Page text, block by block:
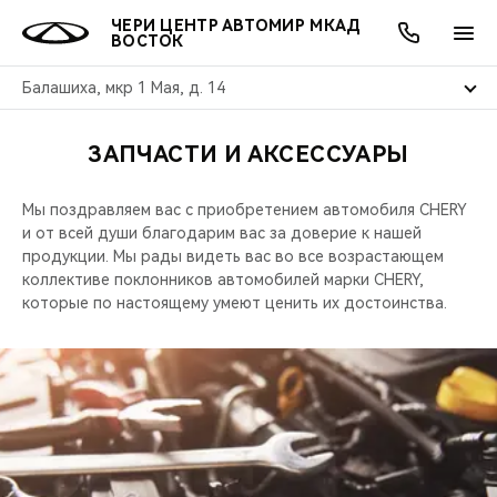
ЧЕРИ ЦЕНТР АВТОМИР МКАД
ВОСТОК
Балашиха, мкр 1 Мая, д. 14
МОДЕЛИ
ВСЕ МОДЕЛИ
КРОССОВЕРЫ
СЕДАНЫ
НОВИНКИ
ПОКУПАТЕЛЯМ
ВЫБОР И ПОКУПКА
КРЕДИТ И СТРАХОВАНИЕ
ВЛАДЕЛЬЦАМ
СЕРВИС
ЗАПЧАСТИ И АКСЕССУАРЫ
CHERY CONNECT
МИР CHERY
АКСЕССУАРЫ
О БРЕНДЕ
ЛЮДИ CHERY
БЛАГОТВОРИТЕЛЬНОСТЬ
АКЦИИ
ВЫГОДЫ И АКЦИИ
ОНЛАЙН СЕРВИСЫ
ВЫБОР И ПОКУПКА
КРЕДИТ
О КОМПАНИИ
О НАС
МЫ В СОЦСЕТЯХ
ЗАПЧАСТИ И АКСЕССУАРЫ
Мы поздравляем вас с приобретением автомобиля CHERY
и от всей души благодарим вас за доверие к нашей
продукции. Мы рады видеть вас во все возрастающем
коллективе поклонников автомобилей марки CHERY,
которые по настоящему умеют ценить их достоинства.